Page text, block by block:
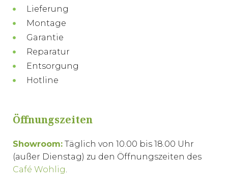
Lieferung
Montage
Garantie
Reparatur
Entsorgung
Hotline
Öffnungszeiten
Showroom: Täglich von 10.00 bis 18.00 Uhr
(außer Dienstag) zu den Öffnungszeiten des
Café Wohlig.